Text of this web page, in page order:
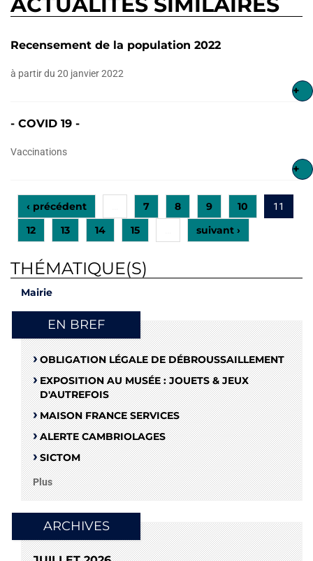
Recensement de la population 2022
à partir du 20 janvier 2022
+
- COVID 19 -
Vaccinations
+
‹ précédent 7 8 9 10 11
12 13 14 15 suivant ›
THÉMATIQUE(S)
Mairie
EN BREF
OBLIGATION LÉGALE DE DÉBROUSSAILLEMENT
EXPOSITION AU MUSÉE : JOUETS & JEUX
D'AUTREFOIS
MAISON FRANCE SERVICES
ALERTE CAMBRIOLAGES
SICTOM
Plus
ARCHIVES